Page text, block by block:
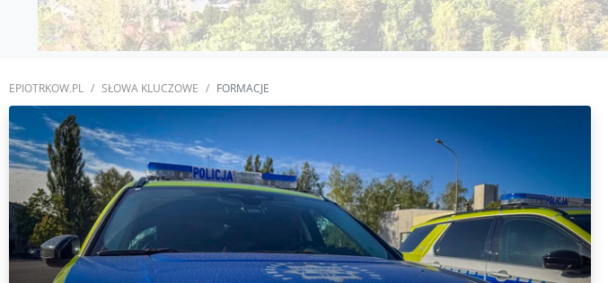
EPIOTRKOW.PL SŁOWA KLUCZOWE FORMACJE